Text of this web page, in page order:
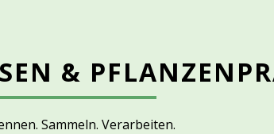
&
Sammeln. Verarbeiten.